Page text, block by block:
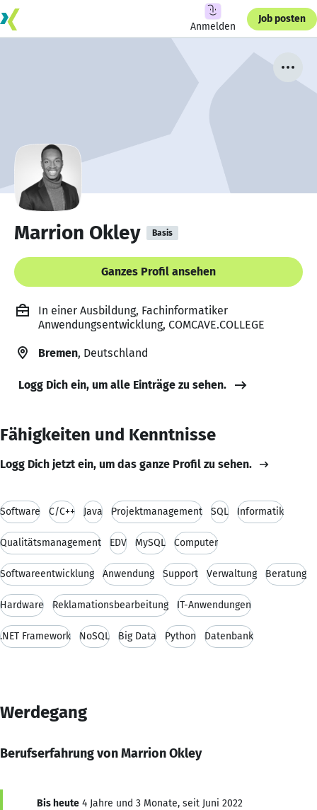
Anmelden
Job posten
Marrion Okley Basis
Ganzes Profil ansehen
In einer Ausbildung, Fachinformatiker
Anwendungsentwicklung, COMCAVE.COLLEGE
Bremen, Deutschland
Logg Dich ein, um alle Einträge zu sehen.
Fähigkeiten und Kenntnisse
Logg Dich jetzt ein, um das ganze Profil zu sehen.
Software C/C++ Java Projektmanagement SQL Informatik
Qualitätsmanagement EDV MySQL Computer
Softwareentwicklung Anwendung Support Verwaltung Beratung
Hardware Reklamationsbearbeitung IT-Anwendungen
.NET Framework NoSQL Big Data Python Datenbank
Werdegang
Berufserfahrung von Marrion Okley
Bis heute 4 Jahre und 3 Monate, seit Juni 2022